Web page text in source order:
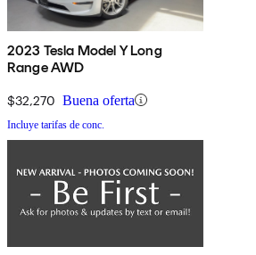
2023 Tesla Model Y Long
Range AWD
$32,270 Buena oferta
Incluye tarifas de conc.